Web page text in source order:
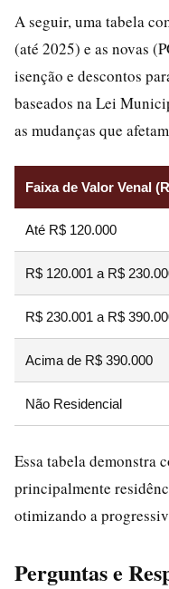
A seguir, uma tabela
(até 2025) e as novas
isenção e descontos
baseados na Lei
as mudanças que
Faixa de Valor Venal
Até R$ 120.000
R$ 120.001 a R$
R$ 230.001 a R$
Acima de R$ 390.000
Não Residencial
Essa tabela demonstra
principalmente
otimizando a
Perguntas e